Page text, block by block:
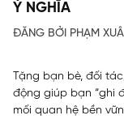
Ý NGHĨA
ĐĂNG BỞI PHẠM
Tặng bạn bè, đối
động giúp bạn “ghi
mối quan hệ bền